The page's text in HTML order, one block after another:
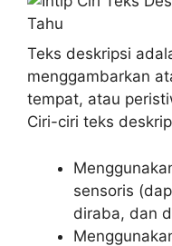
Teks deskripsi
menggambarkan
tempat, atau
Ciri-ciri teks
sensoris
diraba, dan